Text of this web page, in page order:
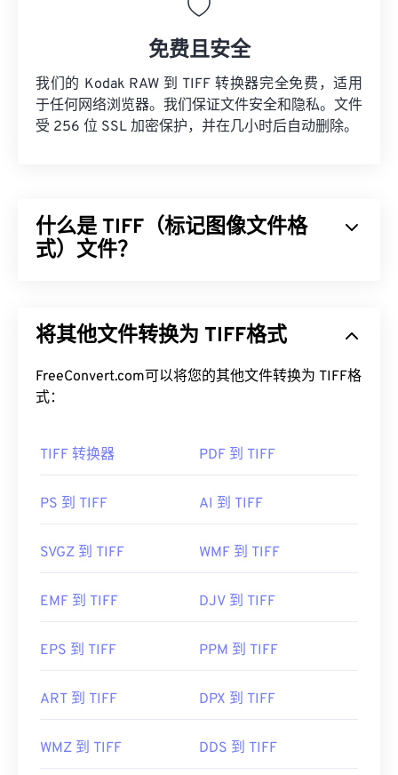
免费且安全
我们的 Kodak RAW 到 TIFF 转换器完全免费，适用
于任何网络浏览器。我们保证文件安全和隐私。文件
受 256 位 SSL 加密保护，并在几小时后自动删除。
什么是 TIFF（标记图像文件格
式）文件？
桌面出版。TIFF 的位图和光栅结构使其能够灵活地
面的容器。
打开 TIFF 文件最常用的程序是 Windows 版
款名为 XnView MP 的
免费独立程序。如果您在打开
JPG转换器。
其他程序（例如 ColorStrokes、GNU 图像处理程序 (
开和处理 TIFF 文件。
开发者： Aldus Corporation ，现为 Adob​​e Inc.
首次发行：
将其他文件转换为 TIFF格式
FreeConvert.com可以将您的其他文件转换为 TIFF格
式：
TIFF 转换器 PDF 到 TIFF
PS 到 TIFF AI 到 TIFF
SVGZ 到 TIFF WMF 到 TIFF
EMF 到 TIFF DJV 到 TIFF
EPS 到 TIFF PPM 到 TIFF
ART 到 TIFF DPX 到 TIFF
WMZ 到 TIFF DDS 到 TIFF